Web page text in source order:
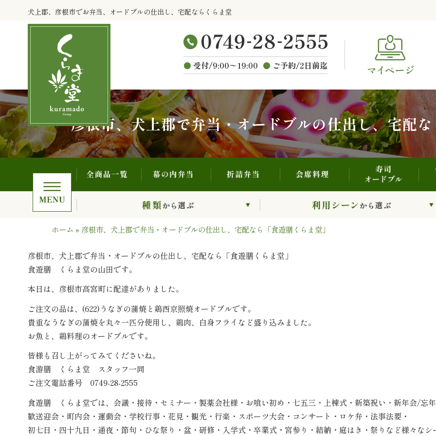
キ
ッ
プ
犬上郡、彦根市でお弁当、オードブルの仕出し、宅配ならくらま堂
受付/9:00〜19:00 ご予約/2日前迄
彦根市、犬上郡で弁当・オードブルの仕出し、宅配
全商品一覧 幕の内弁当
種類から選ぶ
ホーム » 彦根市、犬上郡で弁当・オードブルの仕出し、宅配なら「食遊膳くらま堂」
彦根市、犬上郡で弁当・オードブルの仕出し、宅配なら「食遊膳くらま堂」
食遊膳 くらま堂の山田です。
本日は、彦根市高宮町に配達がありました。
ご注文の品は、(622)うなぎの蒲焼と鶏西京照焼オードブルです。
貴重なうなぎの蒲焼を丸々一匹分使用し、鶏肉、白身フライなど盛り込みました。
お魚と、鶏料理のオードブルです。
皆様も召し上がってみてくださいね。
食游膳 くらま堂 スタッフ一同
ご注文電話番号 0749-28-2555
食遊膳 くらま堂では、会議・接待・セミナー・製薬会社様・お喰い初め・七五三・上棟式・新築祝い・新年会/忘年
歓送迎会・町内会・運動会・学校行事・花見・観光・行楽・スポーツ大会・コンサート・ロケ弁・法事法要・
初七日・四十九日・通夜・節句・ひな祭り・盆・研修・入学式・卒業式・宮参り・結納・庭はき・祭りなど様々なシ